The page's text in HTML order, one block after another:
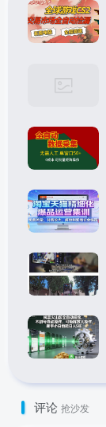
评论 抢沙发